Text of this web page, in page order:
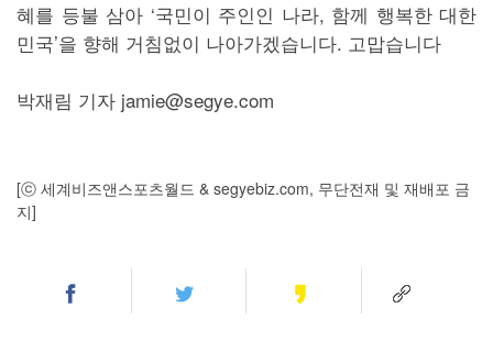
혜를 등불 삼아 ‘국민이 주인인 나라, 함께 행복한 대한
민국’을 향해 거침없이 나아가겠습니다. 고맙습니다
박재림 기자 jamie@segye.com
[ⓒ 세계비즈앤스포츠월드 & segyebiz.com, 무단전재 및 재배포 금
지]